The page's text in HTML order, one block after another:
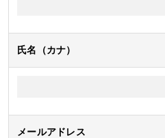
氏名（カナ）
メールアドレス